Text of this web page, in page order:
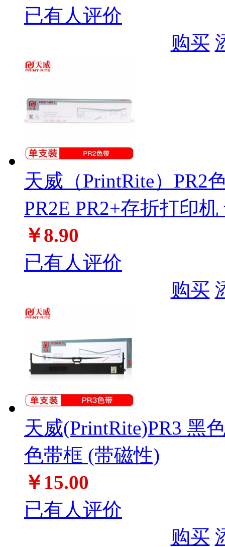
已有人评价
购买
天威（PrintRite）PR2
PR2E PR2+存折打印
￥8.90
已有人评价
购买
天威(PrintRite)PR3 黑
色带框 (带磁性)
￥15.00
已有人评价
购买